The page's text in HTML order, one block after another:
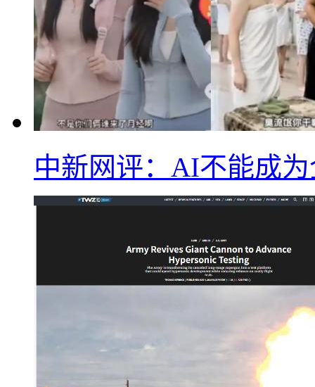
中新网评：AI不能成